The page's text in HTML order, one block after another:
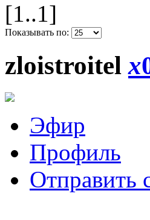
[1..1]
Показывать по:
zloistroitelx
Эфир
Профиль
Отправить